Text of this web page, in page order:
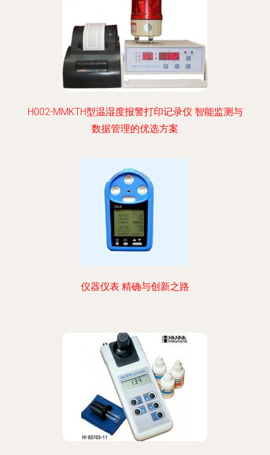
H002-MMKTH型温湿度报警打印记录仪 智能监测与
数据管理的优选方案
仪器仪表 精确与创新之路